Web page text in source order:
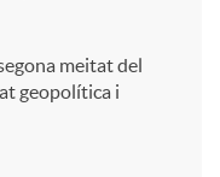
meitat del
geopolítica i